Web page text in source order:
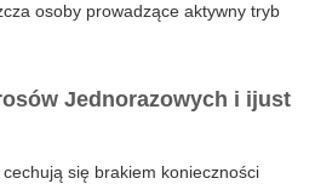
osoby prowadzące aktywny tryb
Jednorazowych i ijust
cechują się brakiem konieczności